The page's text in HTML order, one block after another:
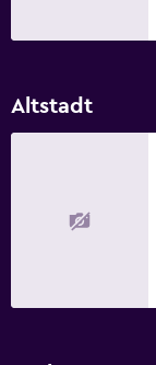
Altstadt